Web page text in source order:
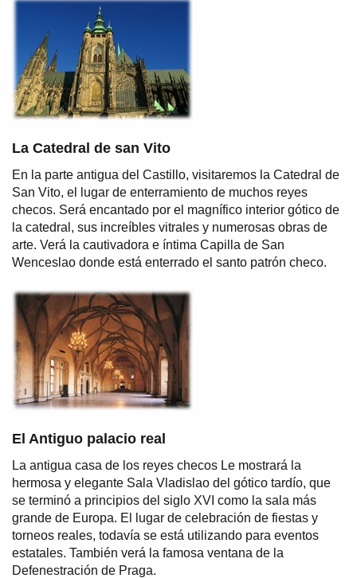
La Catedral de san Vito
En la parte antigua del Castillo, visitaremos la Catedral de
San Vito, el lugar de enterramiento de muchos reyes
checos. Será encantado por el magnífico interior gótico de
la catedral, sus increíbles vitrales y numerosas obras de
arte. Verá la cautivadora e íntima Capilla de San
Wenceslao donde está enterrado el santo patrón checo.
El Antiguo palacio real
La antigua casa de los reyes checos Le mostrará la
hermosa y elegante Sala Vladislao del gótico tardío, que
se terminó a principios del siglo XVI como la sala más
grande de Europa. El lugar de celebración de fiestas y
torneos reales, todavía se está utilizando para eventos
estatales. También verá la famosa ventana de la
Defenestración de Praga.